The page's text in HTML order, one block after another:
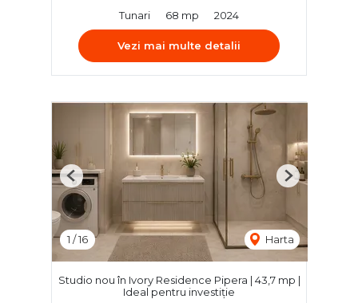
Tunari 68 mp 2024
Vezi mai multe detalii
1 /16 Harta
Previous Next
Studio nou în Ivory Residence Pipera | 43,7 mp |
Ideal pentru investiție